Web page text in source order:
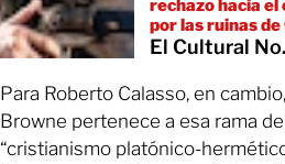
rechazo hacia
por las ruinas
El Cultural
Para Roberto Calasso, en
Browne pertenece a esa rama
“cristianismo platónico-